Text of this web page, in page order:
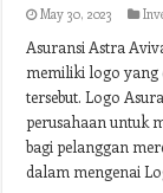
May 30, 2023
Asuransi Astra
memiliki logo yang
tersebut. Logo
perusahaan untuk
bagi pelanggan
dalam mengenai